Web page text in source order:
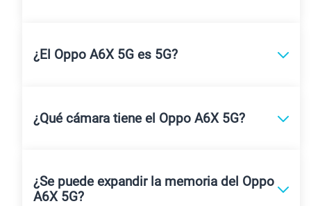
¿El Oppo A6X 5G es 5G?
¿Qué cámara tiene el Oppo A6X 5G?
¿Se puede expandir la memoria del Oppo
A6X 5G?